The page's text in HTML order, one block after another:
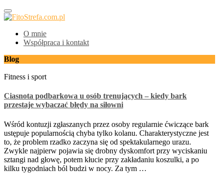
O mnie
Współpraca i kontakt
Blog
Fitness i sport
Ciasnota podbarkowa u osób trenujących – kiedy bark
przestaje wybaczać błędy na siłowni
Wśród kontuzji zgłaszanych przez osoby regularnie ćwiczące bark
ustępuje popularnością chyba tylko kolanu. Charakterystyczne jest
to, że problem rzadko zaczyna się od spektakularnego urazu.
Zwykle najpierw pojawia się drobny dyskomfort przy wyciskaniu
sztangi nad głowę, potem kłucie przy zakładaniu koszulki, a po
kilku tygodniach ból budzi w nocy. Za tym …